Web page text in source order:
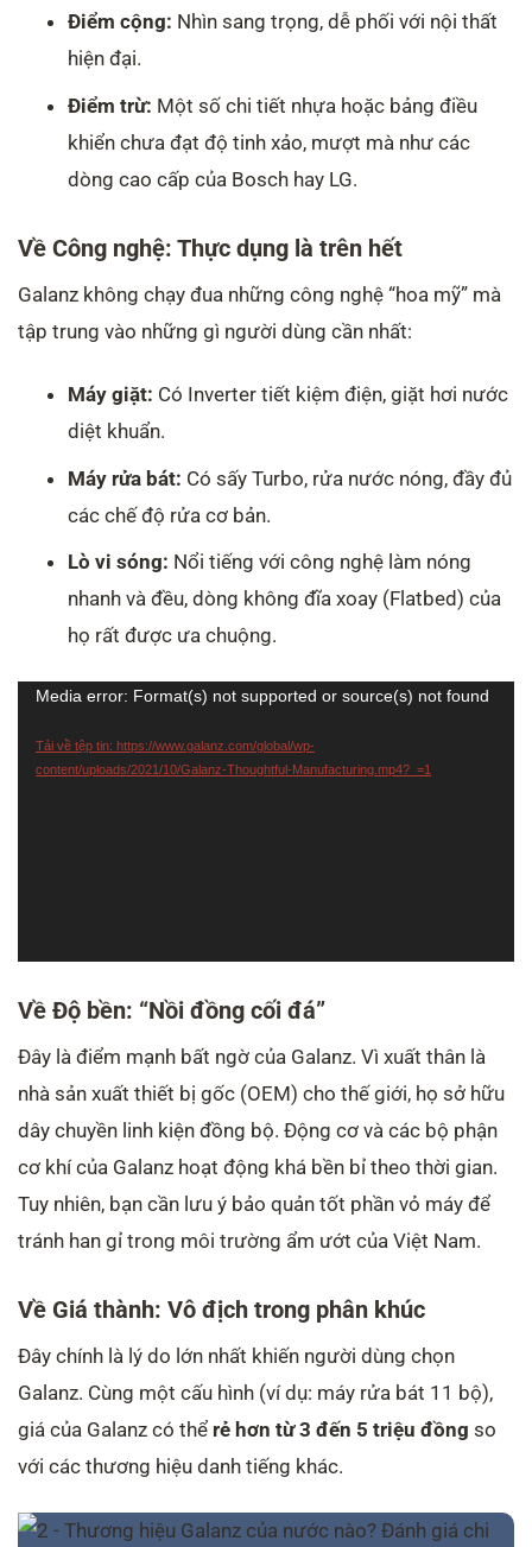
Điểm cộng: Nhìn sang trọng, dễ phối với nội thất
hiện đại.
Điểm trừ: Một số chi tiết nhựa hoặc bảng điều
khiển chưa đạt độ tinh xảo, mượt mà như các
dòng cao cấp của Bosch hay LG.
Về Công nghệ: Thực dụng là trên hết
Galanz không chạy đua những công nghệ “hoa mỹ” mà
tập trung vào những gì người dùng cần nhất:
Máy giặt: Có Inverter tiết kiệm điện, giặt hơi nước
diệt khuẩn.
Máy rửa bát: Có sấy Turbo, rửa nước nóng, đầy đủ
các chế độ rửa cơ bản.
Lò vi sóng: Nổi tiếng với công nghệ làm nóng
nhanh và đều, dòng không đĩa xoay (Flatbed) của
họ rất được ưa chuộng.
Trình
chơi
Video
Media error: Format(s) not supported or source(s) not found
Tải về tệp tin: https://www.galanz.com/global/wp-
content/uploads/2021/10/Galanz-Thoughtful-Manufacturing.mp4?_=1
Về Độ bền: “Nồi đồng cối đá”
Đây là điểm mạnh bất ngờ của Galanz. Vì xuất thân là
nhà sản xuất thiết bị gốc (OEM) cho thế giới, họ sở hữu
dây chuyền linh kiện đồng bộ. Động cơ và các bộ phận
cơ khí của Galanz hoạt động khá bền bỉ theo thời gian.
Tuy nhiên, bạn cần lưu ý bảo quản tốt phần vỏ máy để
tránh han gỉ trong môi trường ẩm ướt của Việt Nam.
Về Giá thành: Vô địch trong phân khúc
Đây chính là lý do lớn nhất khiến người dùng chọn
Galanz. Cùng một cấu hình (ví dụ: máy rửa bát 11 bộ),
giá của Galanz có thể rẻ hơn từ 3 đến 5 triệu đồng so
với các thương hiệu danh tiếng khác.